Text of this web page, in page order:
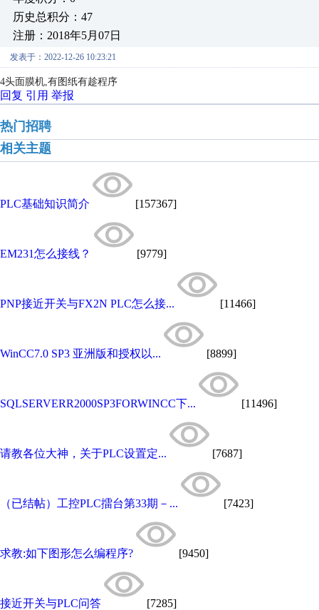
历史总积分：47
注册：2018年5月07日
发表于：2022-12-26 10:23:21
4头面膜机,有图纸有趁程序
回复 引用 举报
热门招聘
相关主题
PLC基础知识简介 [157367]
EM231怎么接线？ [9779]
PNP接近开关与FX2N PLC怎么接... [11466]
WinCC7.0 SP3 亚洲版和授权以... [8899]
SQLSERVERR2000SP3FORWINCC下... [11496]
请教各位大神，关于PLC设置定... [7687]
（已结帖）工控PLC擂台第33期－... [7423]
求教:如下图形怎么编程序? [9450]
接近开关与PLC问答 [7285]